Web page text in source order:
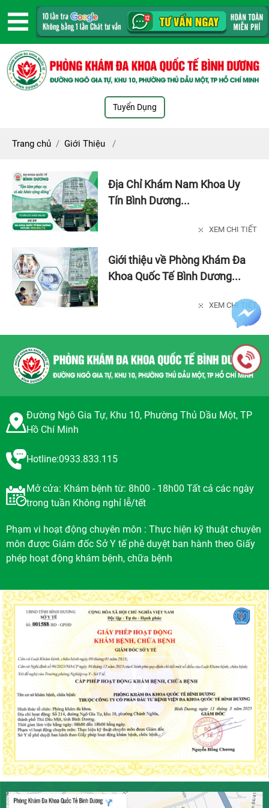
Tuyển Dụng
Trang chủ / Giới Thiệu /
Địa Chỉ Khám Nam Khoa Uy
Tín Bình Dương...
XEM CHI TIẾT
Giới thiệu về Phòng Khám Đa
Khoa Quốc Tế Bình Dương...
XEM CHI TIẾT
Đường Ngô Gia Tự, Khu 10, Phường Thủ Dầu Một, TP
Hồ Chí Minh
Hotline:0933.833.115
Mở cửa: Khám bệnh từ: 8h00 - 18h00 Tất cả các ngày
trong tuần Không nghỉ lễ/tết
Phạm vi hoạt động chuyên môn : Thực hiện kỹ thuật chuyên
môn được Giám đốc Sở Y tế phê duyệt ban hành theo Giấy
phép hoạt động khám bệnh, chữa bệnh